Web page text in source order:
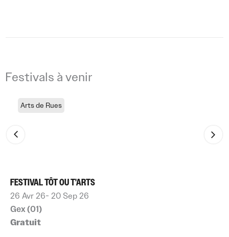
Festivals à venir
Arts de Rues
FESTIVAL TÔT OU T'ARTS
26 Avr 26- 20 Sep 26
Gex (01)
Gratuit